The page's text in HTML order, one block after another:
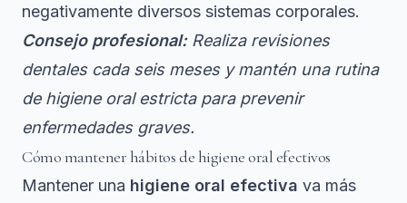
negativamente diversos sistemas corporales.
Consejo profesional: Realiza revisiones
dentales cada seis meses y mantén una rutina
de higiene oral estricta para prevenir
enfermedades graves.
Cómo mantener hábitos de higiene oral efectivos
Mantener una higiene oral efectiva va más